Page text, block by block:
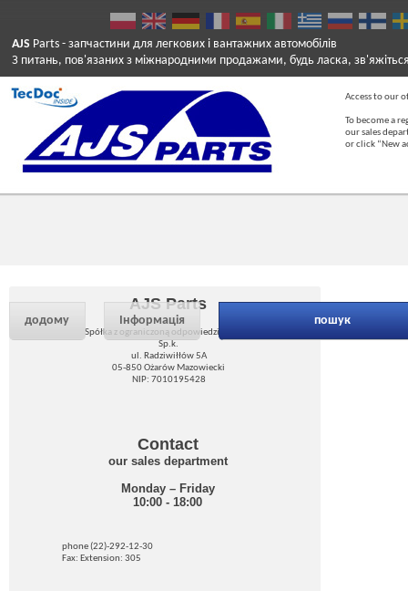
AJS Parts - запчастини для легкових і вантажних автомобілів
З питань, пов'язаних з міжнародними продажами, будь ласка,
Access to our
To become a
our sales
or click “New
додому Інформація пошук
AJS Parts
Spółka z ograniczoną odpowiedzialnością
Sp.k.
ul. Radziwiłłów 5A
05-850 Ożarów Mazowiecki
NIP: 7010195428
Contact
our sales department
Monday – Friday
10:00 - 18:00
phone (22)-292-12-30
Fax: Extension: 305